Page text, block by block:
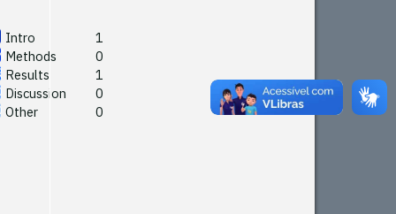
Intro
1
Methods
0
Results
1
Discussion
0
Other
0
scite.ai